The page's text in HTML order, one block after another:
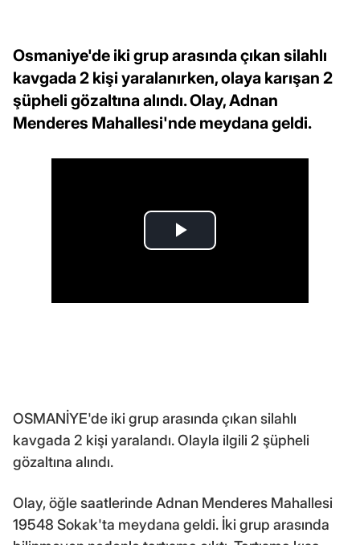
Osmaniye'de iki grup arasında çıkan silahlı
kavgada 2 kişi yaralanırken, olaya karışan 2
şüpheli gözaltına alındı. Olay, Adnan
Menderes Mahallesi'nde meydana geldi.
OSMANİYE'de iki grup arasında çıkan silahlı
kavgada 2 kişi yaralandı. Olayla ilgili 2 şüpheli
gözaltına alındı.
Olay, öğle saatlerinde Adnan Menderes Mahallesi
19548 Sokak'ta meydana geldi. İki grup arasında